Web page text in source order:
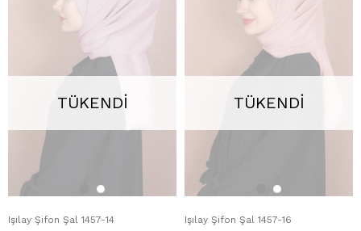
TÜKENDI
Işılay Şifon Şal 1457-14
TÜKENDI
Işılay Şifon Şal 1457-16